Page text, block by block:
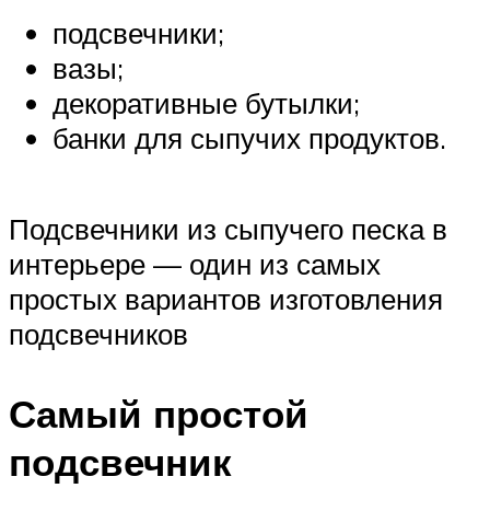
подсвечники;
вазы;
декоративные бутылки;
банки для сыпучих продуктов.
Подсвечники из сыпучего песка в
интерьере — один из самых
простых вариантов изготовления
подсвечников
Самый простой
подсвечник